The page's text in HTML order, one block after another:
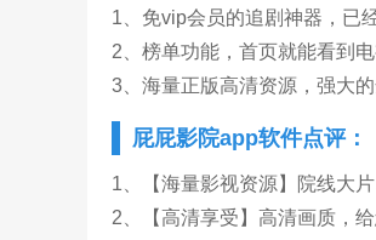
1、免vip会员的追剧神器，已
2、榜单功能，首页就能看到
3、海量正版高清资源，强大
屁屁影院app软件点评：
1、【海量影视资源】院线大
2、【高清享受】高清画质，